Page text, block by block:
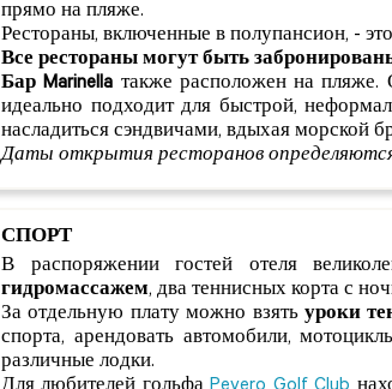
прямо на пляже.
Рестораны, включенные в полупансион, -
Все рестораны могут быть
Бар Marinella также расположен на пляже.
идеально подходит для быстрой,
насладиться сэндвичами, вдыхая морской
Даты открытия ресторанов
СПОРТ
В распоряжении гостей отеля
гидромассажем, два теннисных корта с
За отдельную плату можно взять уроки
спорта, арендовать автомобили,
различные лодки.